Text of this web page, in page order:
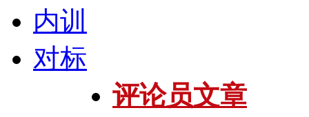
内训
对标
评论员文章